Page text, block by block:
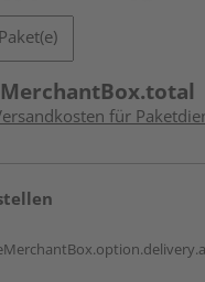
Paket(e)
für